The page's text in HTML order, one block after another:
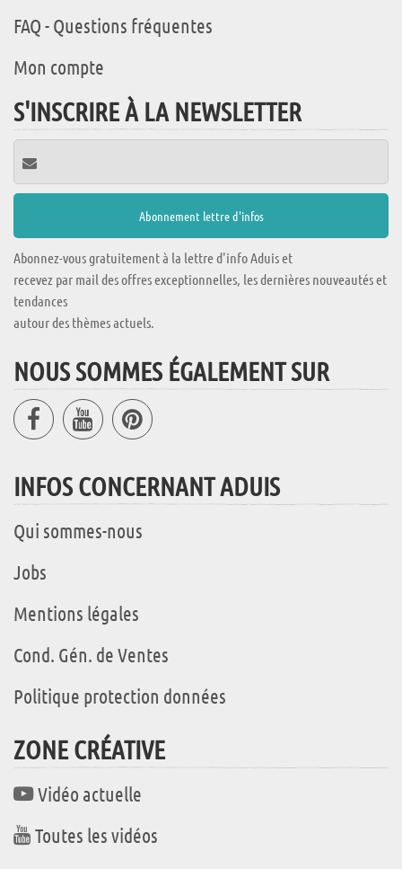
FAQ - Questions fréquentes
Mon compte
S'INSCRIRE À LA NEWSLETTER
Abonnez-vous gratuitement à la lettre d'info Aduis et
recevez par mail des offres exceptionnelles, les dernières nouveautés et
tendances
autour des thèmes actuels.
NOUS SOMMES ÉGALEMENT SUR
INFOS CONCERNANT ADUIS
Qui sommes-nous
Jobs
Mentions légales
Cond. Gén. de Ventes
Politique protection données
ZONE CRÉATIVE
Vidéo actuelle
Toutes les vidéos